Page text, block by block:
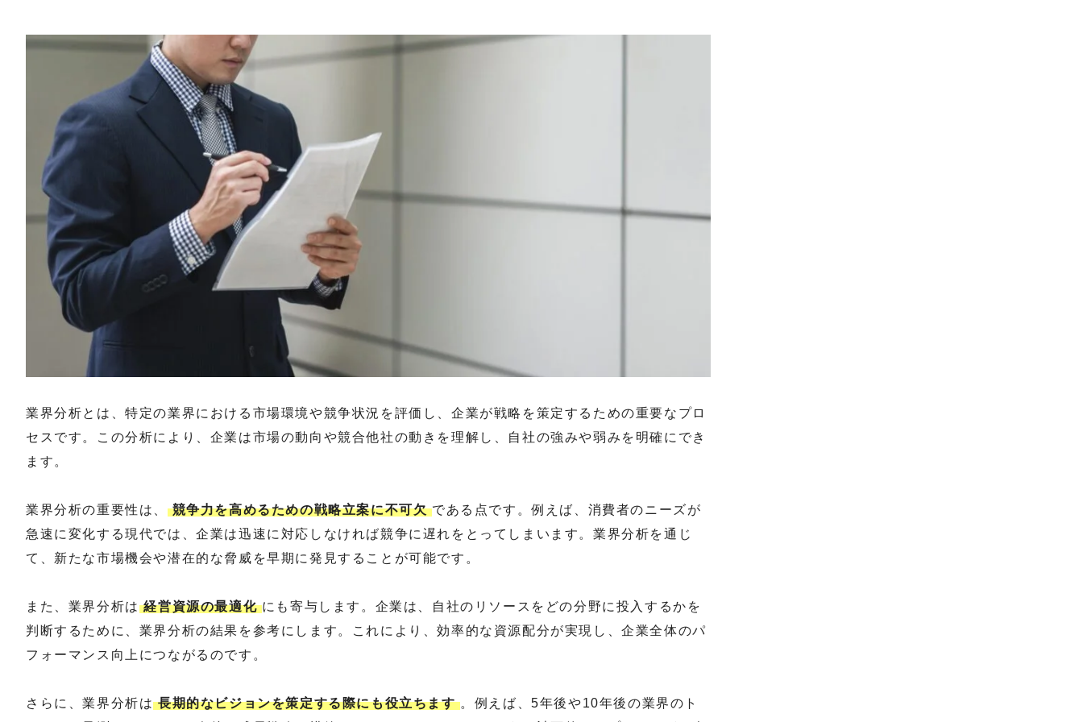
業界分析とは、特定の業界における市場環境や競争状況を評価し、企業が戦略を策定するための重要なプロ
セスです。この分析により、企業は市場の動向や競合他社の動きを理解し、自社の強みや弱みを明確にでき
ます。
業界分析の重要性は、 競争力を高めるための戦略立案に不可欠である点です。例えば、消費者のニーズが
急速に変化する現代では、企業は迅速に対応しなければ競争に遅れをとってしまいます。業界分析を通じ
て、新たな市場機会や潜在的な脅威を早期に発見することが可能です。
また、業界分析は経営資源の最適化にも寄与します。企業は、自社のリソースをどの分野に投入するかを
判断するために、業界分析の結果を参考にします。これにより、効率的な資源配分が実現し、企業全体のパ
フォーマンス向上につながるのです。
さらに、業界分析は長期的なビジョンを策定する際にも役立ちます。例えば、5年後や10年後の業界のト